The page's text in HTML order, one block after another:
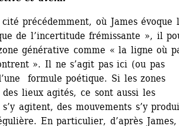
précédemment, où James évoque
de l’incertitude frémissante », il
générative comme « la ligne où
». Il ne s’agit pas ici (ou pas
formule poétique. Si les zones
lieux agités, ce sont aussi les
agitent, des mouvements s’y
En particulier, d’après